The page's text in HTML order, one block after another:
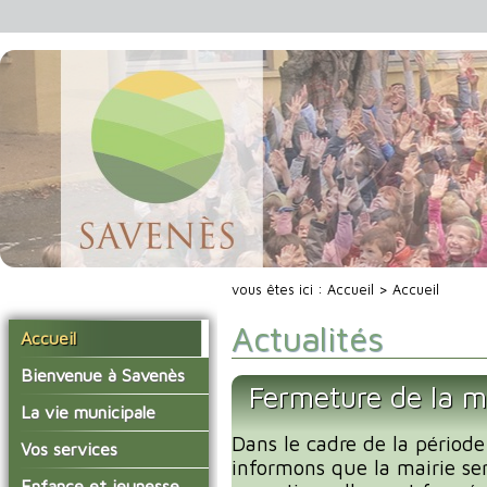
Accueil
Bienvenue à Savenès
Situer Savenès
Savenès en chiffre
L'histoire du village
La vie municipale
Vos élus
Les compte-rendus du
Vos services
La mairie
vous êtes ici : Accueil > Accueil
Actualités
Fermeture de la
Dans le cadre de la
informons que la mairie